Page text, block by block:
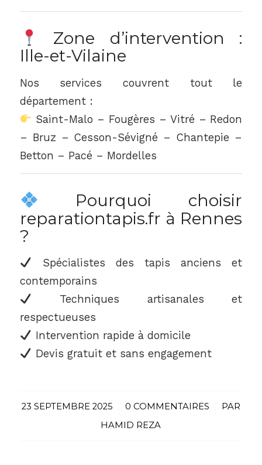
Zone d’intervention :
Ille-et-Vilaine
Nos services couvrent tout le
département :
Saint-Malo – Fougères – Vitré – Redon
– Bruz – Cesson-Sévigné – Chantepie –
Betton – Pacé – Mordelles
Pourquoi choisir
reparationtapis.fr à Rennes
?
Spécialistes des tapis anciens et
contemporains
Techniques artisanales et
respectueuses
Intervention rapide à domicile
Devis gratuit et sans engagement
23 SEPTEMBRE 2025
/ 0 COMMENTAIRES
/
PAR
HAMID REZA